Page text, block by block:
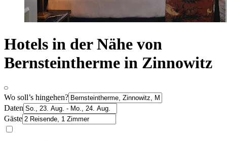
Hotels in der Nähe von
Bernsteintherme in Zinnowitz
Wo soll’s hingehen?
Daten
Gäste